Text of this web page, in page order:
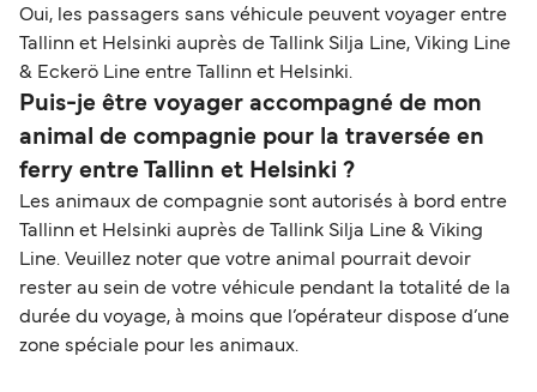
Oui, les passagers sans véhicule peuvent voyager entre
Tallinn et Helsinki auprès de Tallink Silja Line, Viking Line
& Eckerö Line entre Tallinn et Helsinki.
Puis-je être voyager accompagné de mon
animal de compagnie pour la traversée en
ferry entre Tallinn et Helsinki ?
Les animaux de compagnie sont autorisés à bord entre
Tallinn et Helsinki auprès de Tallink Silja Line & Viking
Line. Veuillez noter que votre animal pourrait devoir
rester au sein de votre véhicule pendant la totalité de la
durée du voyage, à moins que l’opérateur dispose d’une
zone spéciale pour les animaux.